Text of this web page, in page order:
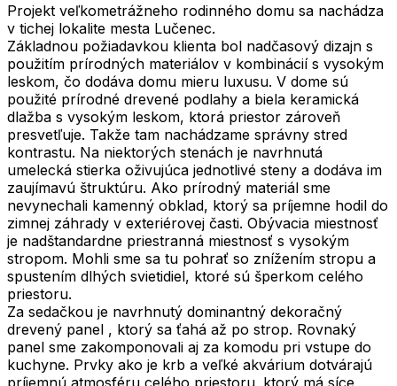
Projekt veľkometrážneho rodinného domu sa nachádza
v tichej lokalite mesta Lučenec.
Základnou požiadavkou klienta bol nadčasový dizajn s
použitím prírodných materiálov v kombinácií s vysokým
leskom, čo dodáva domu mieru luxusu. V dome sú
použité prírodné drevené podlahy a biela keramická
dlažba s vysokým leskom, ktorá priestor zároveň
presvetľuje. Takže tam nachádzame správny stred
kontrastu. Na niektorých stenách je navrhnutá
umelecká stierka oživujúca jednotlivé steny a dodáva im
zaujímavú štruktúru. Ako prírodný materiál sme
nevynechali kamenný obklad, ktorý sa príjemne hodil do
zimnej záhrady v exteriérovej časti. Obývacia miestnosť
je nadštandardne priestranná miestnosť s vysokým
stropom. Mohli sme sa tu pohrať so znížením stropu a
spustením dlhých svietidiel, ktoré sú šperkom celého
priestoru.
Za sedačkou je navrhnutý dominantný dekoračný
drevený panel , ktorý sa ťahá až po strop. Rovnaký
panel sme zakomponovali aj za komodu pri vstupe do
kuchyne. Prvky ako je krb a veľké akvárium dotvárajú
príjemnú atmosféru celého priestoru. ktorý má síce